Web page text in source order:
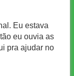
Eu estava
eu ouvia as
pra ajudar no